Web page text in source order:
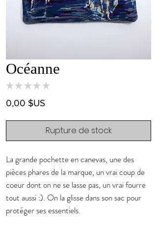
Océanne
★ ★ ★ ★ ★
0,00 $USPrix
Rupture de stock
La grande pochette en canevas, une des
pièces phares de la marque, un vrai coup de
coeur dont on ne se lasse pas, un vrai fourre
tout aussi :). On la glisse dans son sac pour
protéger ses essentiels.